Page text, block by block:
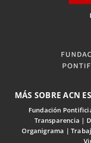
MÁS SOBRE ACN
Fundación
Transparencia
Organigrama